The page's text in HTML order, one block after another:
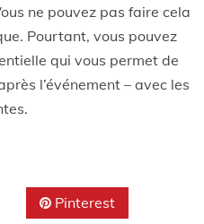
ne pouvez pas faire cela
Pourtant, vous pouvez
qui vous permet de
l’événement – avec les
Pinterest